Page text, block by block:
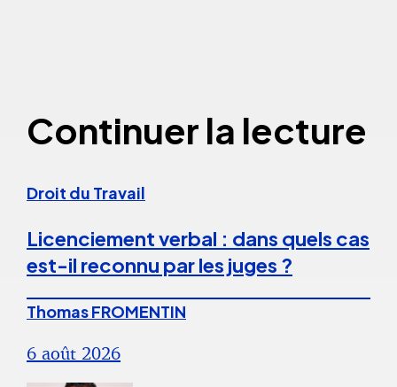
Continuer la lecture
Droit du Travail
Licenciement verbal : dans quels cas
est-il reconnu par les juges ?
Thomas FROMENTIN
6 août 2026